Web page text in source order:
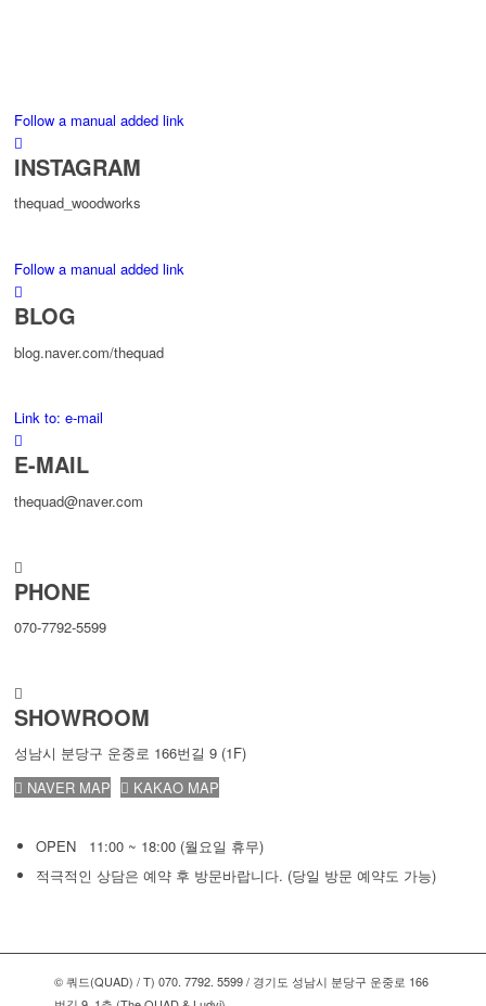
Follow a manual added link
INSTAGRAM
thequad_woodworks
Follow a manual added link
BLOG
blog.naver.com/thequad
Link to: e-mail
E-MAIL
thequad@naver.com
PHONE
070-7792-5599
SHOWROOM
성남시 분당구 운중로 166번길 9 (1F)
NAVER MAP
KAKAO MAP
OPEN 11:00 ~ 18:00 (월요일 휴무)
적극적인 상담은 예약 후 방문바랍니다. (당일 방문 예약도 가능)
© 쿼드(QUAD) / T) 070. 7792. 5599 / 경기도 성남시 분당구 운중로 166